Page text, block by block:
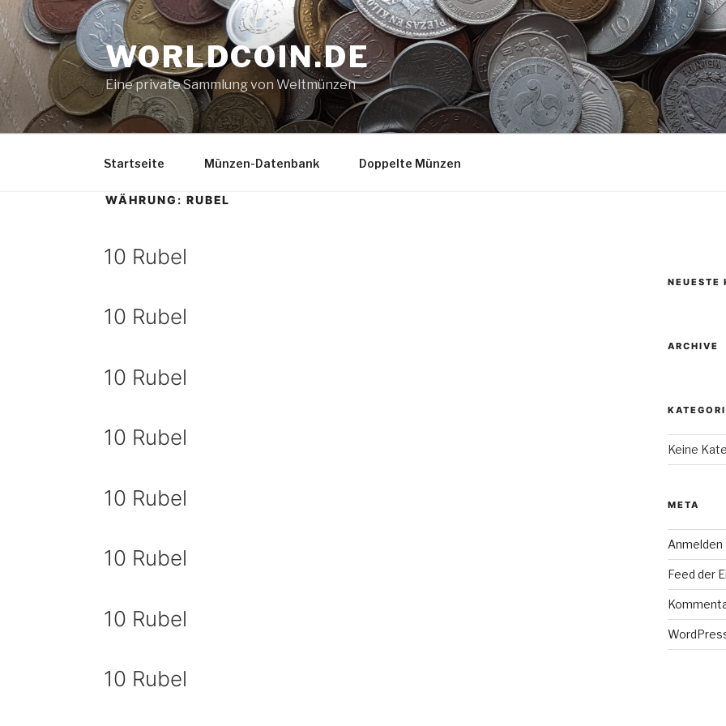
Zum
Inhalt
springen
WORLDCOIN.DE
Eine private Sammlung von Weltmünzen
Startseite Münzen-Datenbank Doppelte Münzen
WÄHRUNG: RUBEL
10 Rubel
10 Rubel
10 Rubel
10 Rubel
10 Rubel
10 Rubel
10 Rubel
10 Rubel
NEUESTE
ARCHIVE
Keine
META
Anmelden
Feed der